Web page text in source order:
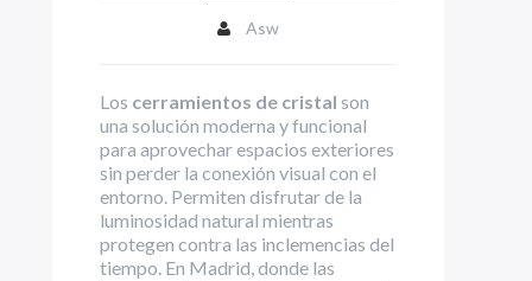
Asw
Los cerramientos de cristal son
una solución moderna y funcional
para aprovechar espacios exteriores
sin perder la conexión visual con el
entorno. Permiten disfrutar de la
luminosidad natural mientras
protegen contra las inclemencias del
tiempo. En Madrid, donde las